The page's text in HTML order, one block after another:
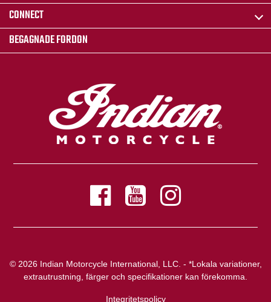
CONNECT
BEGAGNADE FORDON
© 2026 Indian Motorcycle International, LLC. - *Lokala variationer,
extrautrustning, färger och specifikationer kan förekomma.
Integritetspolicy